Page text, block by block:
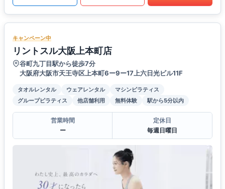
キャンペーン中
リントスル大阪上本町店
谷町九丁目駅から徒歩7分
大阪府大阪市天王寺区上本町6ー9ー17上六日光ビル11F
タオルレンタル ウェアレンタル
マシンピラティス
グループピラティス
他店舗利用 無料体験 駅から5分以内
営業時間
ー
定休日
毎週日曜日